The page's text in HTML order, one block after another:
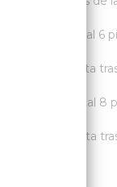
+ Portón). Total 6
+ Doble Puerta
+ Portón). Total 8
+ Doble Puerta